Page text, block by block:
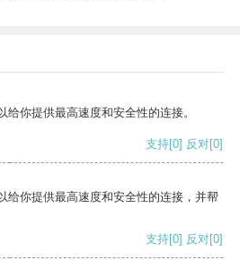
你提供最高速度和安全性的连接。
支持[0] 反对[0]
给你提供最高速度和安全性的连接，并帮
支持[0] 反对[0]